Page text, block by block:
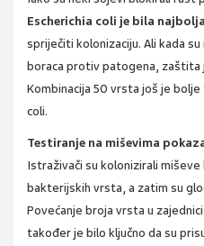
Escherichia coli je bila najbolja
spriječiti kolonizaciju. Ali kada
boraca protiv patogena, zaštita
Kombinacija 50 vrsta još je bolje
coli.
Testiranje na miševima
Istraživači su kolonizirali
bakterijskih vrsta, a zatim su
Povećanje broja vrsta u
također je bilo ključno da su